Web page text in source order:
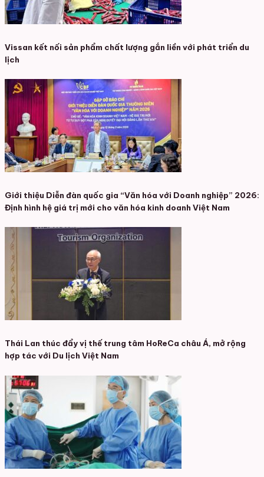
Vissan kết nối sản phẩm chất lượng gắn liền với phát triển du
lịch
Giới thiệu Diễn đàn quốc gia “Văn hóa với Doanh nghiệp” 2026:
Định hình hệ giá trị mới cho văn hóa kinh doanh Việt Nam
Thái Lan thúc đẩy vị thế trung tâm HoReCa châu Á, mở rộng
hợp tác với Du lịch Việt Nam